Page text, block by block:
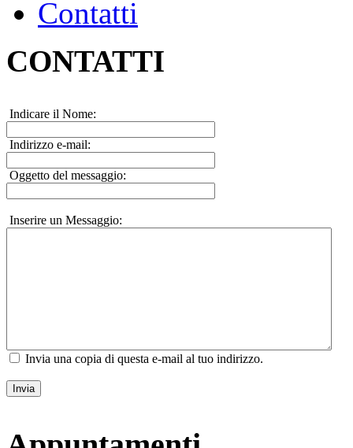
Contatti
CONTATTI
Indicare il Nome:
Indirizzo e-mail:
Oggetto del messaggio:
Inserire un Messaggio:
Invia una copia di questa e-mail al tuo indirizzo.
Invia